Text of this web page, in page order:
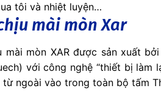
tôi và nhiệt luyện…
mài mòn Xar
mài mòn XAR được sản xuất
với công nghệ “thiết bị
từ ngoài vào trong toàn bộ tấm